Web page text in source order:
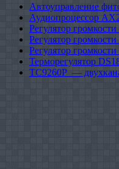
Автоуправление
Аудиопроцессор
Регулятор
Регулятор
Регулятор
Терморегулятор
TC9260P —